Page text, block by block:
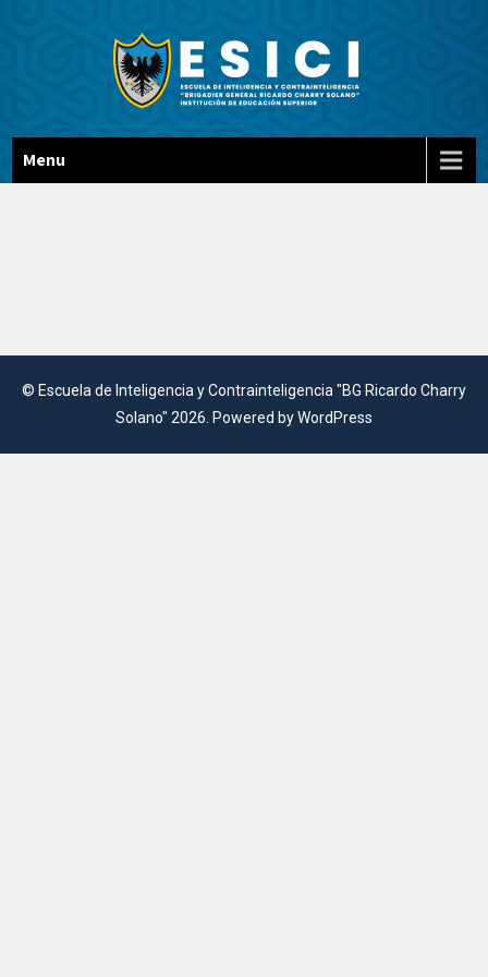
Escuela De Inteligencia Y
Contrainteligencia "BG Ricardo
Menu
© Escuela de Inteligencia y Contrainteligencia "BG Ricardo Charry
Solano" 2026. Powered by WordPress